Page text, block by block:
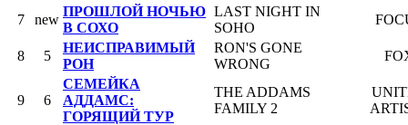
7
new
ПРОШЛОЙ НОЧЬЮ
В СОХО
LAST NIGHT IN
SOHO
8 5
НЕИСПРАВИМЫЙ
РОН
RON'S GONE
WRONG
9 6
СЕМЕЙКА
АДДАМС:
ГОРЯЩИЙ ТУР
THE ADDAMS
FAMILY 2